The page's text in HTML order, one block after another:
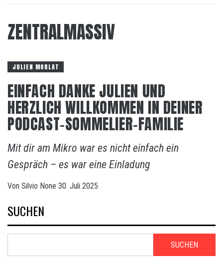
ZENTRALMASSIV
JULIEN MORLAT
EINFACH DANKE JULIEN UND
HERZLICH WILLKOMMEN IN DEINER
PODCAST-SOMMELIER-FAMILIE
Mit dir am Mikro war es nicht einfach ein
Gespräch – es war eine Einladung
Von Silvio None 30. Juli 2025
SUCHEN
SUCHEN